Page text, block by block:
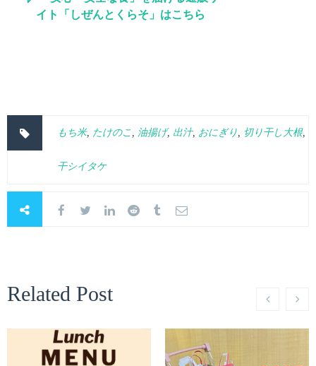
イト「しぜんとくらそ」はこちら
もち米, たけのこ 油揚げ, 出汁, おにぎり 切り干し大根,
干シイタケ
Related Post